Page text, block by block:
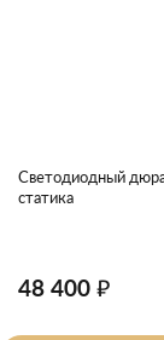
Светодиодный
статика
48 400 ₽